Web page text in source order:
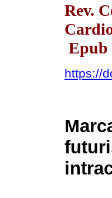
Rev.
Epub
https://